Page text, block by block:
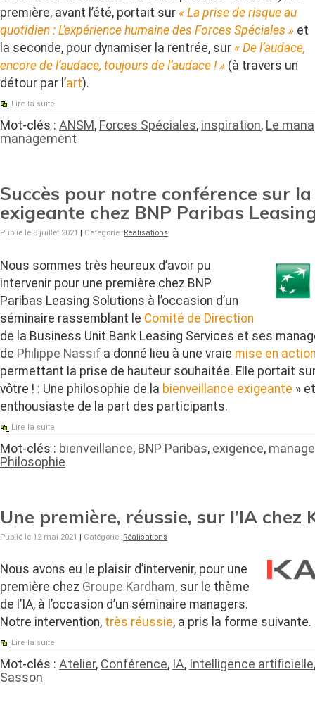
première, avant l’été, portait sur « La prise de risque au
quotidien : L’expérience humaine des Forces Spéciales » et
la seconde, pour dynamiser la rentrée, sur « De l’audace,
encore de l’audace, toujours de l’audace ! » (à travers un
détour par l’art).
Lire la suite
Mot-clés : ANSM, Forces Spéciales, inspiration, Le
management
Succès pour notre conférence sur
exigeante chez BNP Paribas
Publié le 8 juillet 2021 Catégorie : Réalisations
Nous sommes très heureux d’avoir pu
intervenir pour une première chez BNP
Paribas Leasing Solutions à l’occasion d’un
séminaire rassemblant le Comité de Direction
de la Business Unit Bank Leasing Services et ses
de Philippe Nassif a donné lieu à une vraie mise en
permettant la prise de hauteur souhaitée. Elle portait
vôtre ! : Une philosophie de la bienveillance exigeante »
enthousiaste de la part des participants.
Lire la suite
Mot-clés : bienveillance, BNP Paribas, exigence,
Philosophie
Une première, réussie, sur l’IA chez
Publié le 12 mai 2021 | Catégorie :Réalisations
Nous avons eu le plaisir d’intervenir, pour une
première chez Groupe Kardham, sur le thème
de l’IA, à l’occasion d’un séminaire managers.
Notre intervention, très réussie, a pris la forme suivante.
Lire la suite
Mot-clés : Atelier, Conférence, IA, Intelligence artificielle
Sasson